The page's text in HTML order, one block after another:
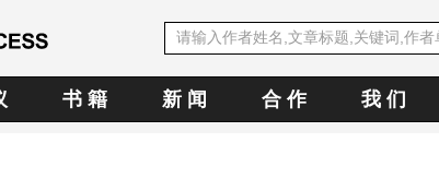
书 籍 新 闻 合 作 我 们